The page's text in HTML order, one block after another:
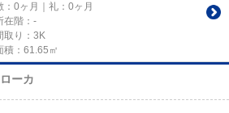
：0ヶ月｜礼：0ヶ月
在階：-
取り：3K
積：61.65㎡
ーカ